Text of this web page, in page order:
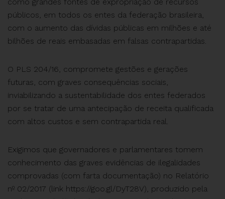
públicos, em todos os entes da federação brasileira,
com o aumento das dívidas públicas em milhões e até
bilhões de reais embasadas em falsas contrapartidas.
O PLS 204/16, compromete gestões e gerações
futuras, com graves consequências sociais,
inviabilizando a sustentabilidade dos entes federados
por se tratar de uma antecipação de receita qualificada
com altos custos e sem contrapartida real.
Exigimos que governadores e parlamentares tomem
conhecimento das graves evidências de ilegalidades
comprovadas (com farta documentação) no Relatório
nº 02/2017 (link https://goo.gl/DyT28V), produzido pela